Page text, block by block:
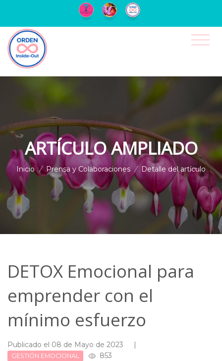
ARTÍCULO AMPLIADO
Inicio / Prensa y Colaboraciones / Detalle del artículo
DETOX Emocional para
emprender con el
mínimo esfuerzo
Publicado el 08 de Mayo de 2023 |
GESTIÓN EMOCIONAL 853